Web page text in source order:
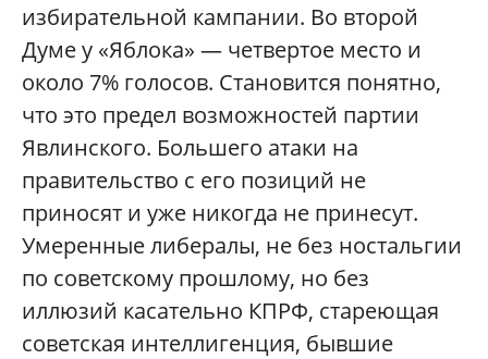
избирательной кампании. Во второй
Думе у «Яблока» — четвертое место и
около 7% голосов. Становится понятно,
что это предел возможностей партии
Явлинского. Большего атаки на
правительство с его позиций не
приносят и уже никогда не принесут.
Умеренные либералы, не без ностальгии
по советскому прошлому, но без
иллюзий касательно КПРФ, стареющая
советская интеллигенция, бывшие